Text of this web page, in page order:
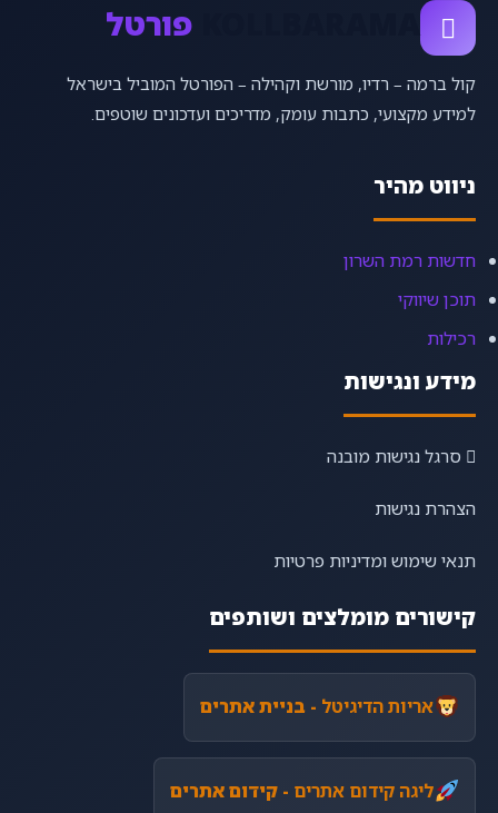
KOLLBARAMA פורטל
קול ברמה – רדיו, מורשת וקהילה – הפורטל המוביל בישראל
למידע מקצועי, כתבות עומק, מדריכים ועדכונים שוטפים.
ניווט מהיר
חדשות רמת השרון
תוכן שיווקי
רכילות
מידע ונגישות
סרגל נגישות מובנה
הצהרת נגישות
תנאי שימוש ומדיניות פרטיות
קישורים מומלצים ושותפים
אריות הדיגיטל- בניית אתרים
ליגה קידום אתרים- קידום אתרים